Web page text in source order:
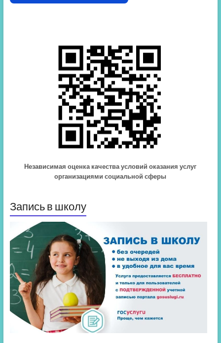
Независимая оценка качества условий оказания услуг
организациями социальной сферы
Запись в школу